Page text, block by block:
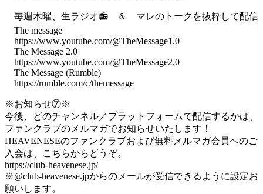
毎週木曜、生ラジオ📻 ＆ マレのトークを抜粋して配信
The message
https://www.youtube.com/@TheMessage1.0
The Message 2.0
https://www.youtube.com/@TheMessage2.0
The Message (Rumble)
https://rumble.com/c/themessage
※お知らせ⑦※
今後、どのチャンネル／プラットフォームで配信するかは、
ファンクラブのメルマガでお知らせいたします！
HEAVENESEのファンクラブおよび無料メルマガ会員へのご
入会は、こちらからどうぞ。
https://club-heavenese.jp/
※@club-heavenese.jpからのメールが受信できるように設定お
願いします。